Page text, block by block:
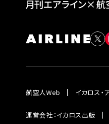
航空人Web イカロス・
運営会社：イカロス出版